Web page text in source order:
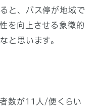
と、バス停が地域で
を向上させる象徴的
と思います。
数が11人/便くらい